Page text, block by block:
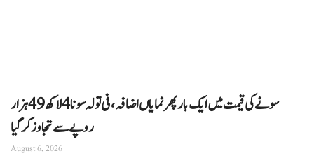
سونے کی قیمت میں ایک بار پھر نمایاں اضافہ، فی تولہ سونا 4 لاکھ 49 ہزار
روپے سے تجاوز کرگیا
August 6, 2026